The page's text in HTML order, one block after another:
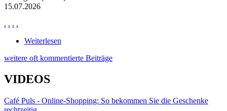
15.07.2026
. . . .
Weiterlesen
weitere oft kommentierte Beiträge
VIDEOS
Café Puls - Online-Shopping: So bekommen Sie die Geschenke